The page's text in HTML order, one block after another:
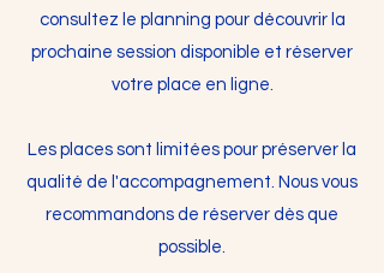
consultez le planning pour découvrir la
prochaine session disponible et réserver
votre place en ligne.
Les places sont limitées pour préserver la
qualité de l'accompagnement. Nous vous
recommandons de réserver dès que
possible.